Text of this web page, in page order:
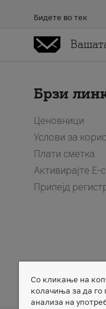
Бидете во тек
Брзи
Ценовници
Услови за
Плати сметка
Активирајте Е-
Припејд
Member of
Со кликање на
колачиња за да го
анализа на